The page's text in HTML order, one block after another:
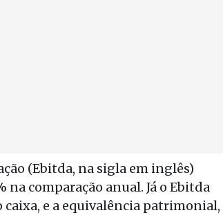
(Ebitda, na sigla em inglês)
na comparação anual. Já o Ebitda
e a equivalência patrimonial,